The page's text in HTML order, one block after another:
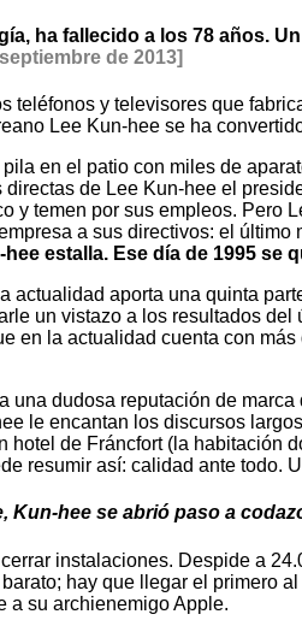
ha fallecido a los 78 años.
de 2013]
y televisores que
Lee Kun-hee se ha
en el patio con miles de
de Lee Kun-hee el
y temen por sus empleos. Pero
a sus directivos: el
hee estalla. Ese día de 1995 se
actualidad aporta una quinta
un vistazo a los resultados
en la actualidad cuenta con
dudosa reputación de
le encantan los discursos
de Fráncfort (la habitación
resumir así: calidad ante todo.
Kun-hee se abrió paso a
instalaciones. Despide a
hay que llegar el primero
a su archienemigo Apple.